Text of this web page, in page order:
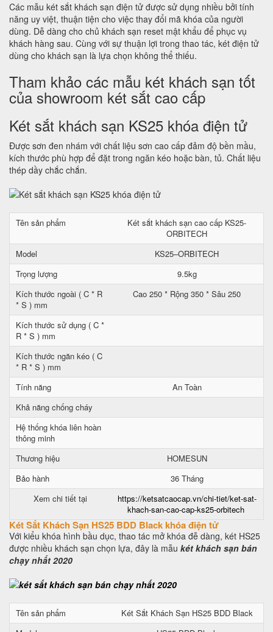
Các mẫu két sắt khách sạn điện tử được sử dụng nhiều bởi tính
năng uy việt, thuận tiện cho việc thay đổi mã khóa của người
dùng. Dễ dàng cho chủ khách sạn reset mật khẩu để phục vụ
khách hàng sau. Cùng với sự thuận lợi trong thao tác, két điện tử
dùng cho khách sạn là lựa chọn không thể thiếu.
Tham khảo các mẫu két khách sạn tốt
của showroom két sắt cao cấp
Két sắt khách sạn KS25 khóa điện tử
Được sơn đen nhám với chất liệu sơn cao cấp đảm độ bền mầu,
kích thước phù hợp để đặt trong ngăn kéo hoặc bàn, tủ. Chất liệu
thép dầy chắc chắn.
Tên sản phẩm
Két sắt khách sạn cao cấp KS25-
ORBITECH
Model
KS25–ORBITECH
Trọng lượng
9.5kg
Kích thước ngoài ( C * R
* S ) mm
Cao 250 * Rộng 350 * Sâu 250
Kích thước sử dụng ( C *
R * S ) mm
Kích thước ngăn kéo ( C
* R * S ) mm
Tính năng
An Toàn
Khả năng chống cháy
Hệ thống khóa liên hoàn
thông minh
Thương hiệu
HOMESUN
Bảo hành
36 Tháng
Xem chi tiết tại
https://ketsatcaocap.vn/chi-tiet/ket-sat-
khach-san-cao-cap-ks25-orbitech
Két Sắt Khách Sạn HS25 BDD Black khóa điện tử
Với kiểu khóa hình bầu dục, thao tác mở khóa đễ dàng, két HS25
được nhiều khách sạn chọn lựa, đây là mẫu két khách sạn bán
chạy nhất 2020
Tên sản phẩm
Két Sắt Khách Sạn HS25 BDD Black